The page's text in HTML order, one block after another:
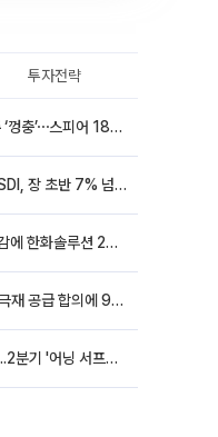
투자전략
스페이스X 주가 반등에 관련주 ‘껑충’⋯스피어 18%ㆍ에이치브이엠 12%↑
반도체 온기 탄 2차전지...삼성SDI, 장 초반 7% 넘게 껑충
美 태양광 관세 반사이익 기대감에 한화솔루션 20%대·OCI홀딩스 14%대 급등
포스코퓨처엠, 19만톤 LFP 양극재 공급 합의에 9%대 강세
고려아연, 106분기 연속 흑자...2분기 '어닝 서프라이즈'에 장 초반 12%대 강세